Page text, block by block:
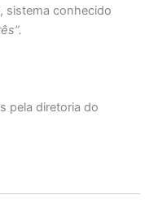
sistema conhecido
pela diretoria do